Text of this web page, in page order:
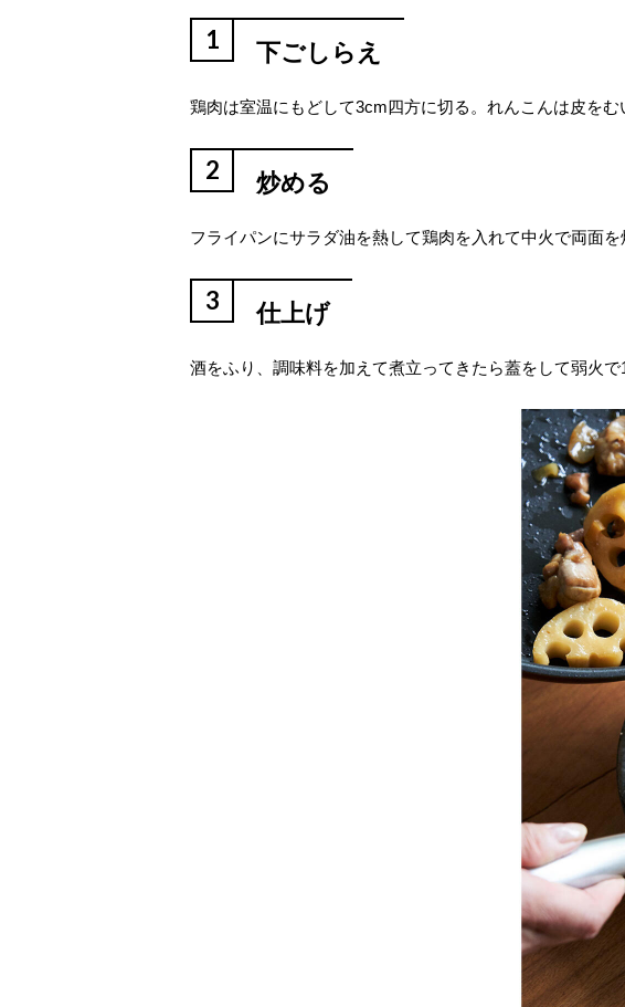
1 下ごしらえ
鶏肉は室温にもどして3cm四方に切る。れんこんは皮を
2 炒める
フライパンにサラダ油を熱して鶏肉を入れて中火で両面
3 仕上げ
酒をふり、調味料を加えて煮立ってきたら蓋をして弱火